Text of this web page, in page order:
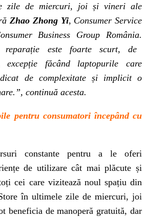
zile de miercuri, joi și vineri ale
Zhao Zhong Yi, Consumer Service
Business Group România.
reparație este foarte scurt, de
făcând laptopurile care
de complexitate și implicit o
continuă acesta.
pentru consumatori începând cu
constante pentru a le oferi
de utilizare cât mai plăcute și
cei care vizitează noul spațiu din
în ultimele zile de miercuri, joi
beneficia de manoperă gratuită, dar